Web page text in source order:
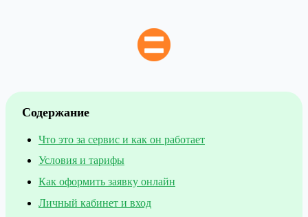
Содержание
Что это за сервис и как он работает
Условия и тарифы
Как оформить заявку онлайн
Личный кабинет и вход